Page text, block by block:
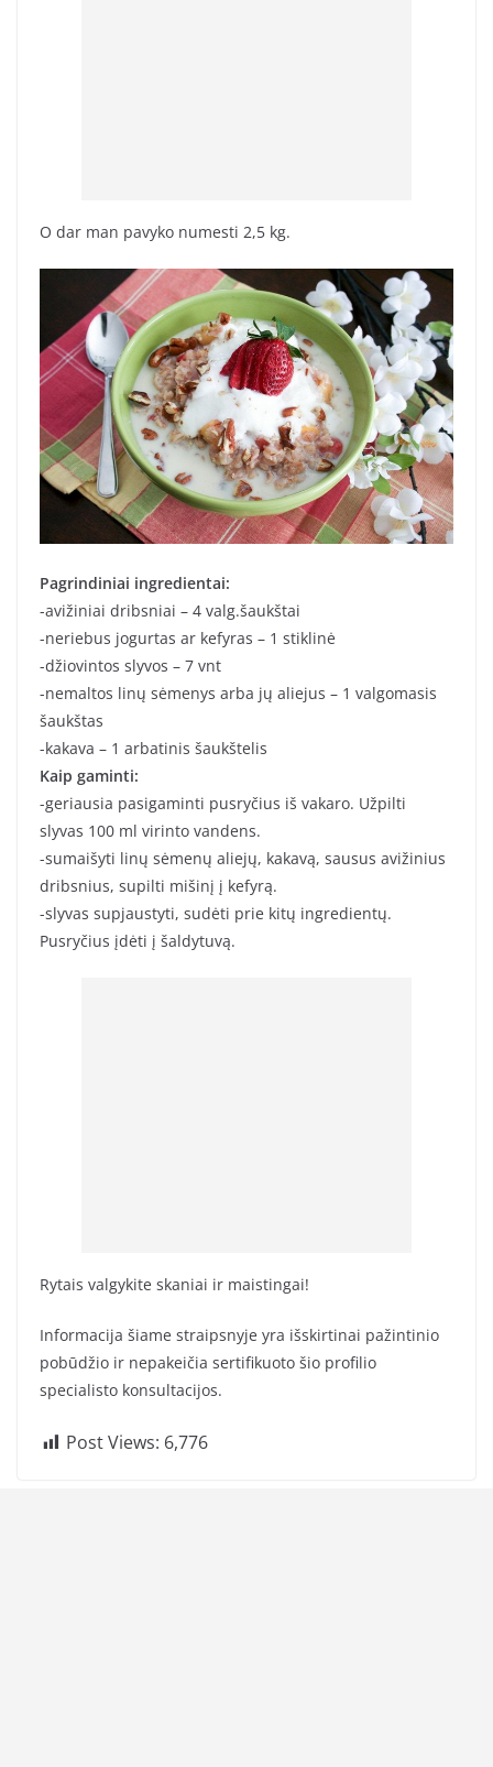
O dar man pavyko numesti 2,5 kg.
Pagrindiniai ingredientai:
-avižiniai dribsniai – 4 valg.šaukštai
-neriebus jogurtas ar kefyras – 1 stiklinė
-džiovintos slyvos – 7 vnt
-nemaltos linų sėmenys arba jų aliejus – 1 valgomasis
šaukštas
-kakava – 1 arbatinis šaukštelis
Kaip gaminti:
-geriausia pasigaminti pusryčius iš vakaro. Užpilti
slyvas 100 ml virinto vandens.
-sumaišyti linų sėmenų aliejų, kakavą, sausus avižinius
dribsnius, supilti mišinį į kefyrą.
-slyvas supjaustyti, sudėti prie kitų ingredientų.
Pusryčius įdėti į šaldytuvą.
Rytais valgykite skaniai ir maistingai!
Informacija šiame straipsnyje yra išskirtinai pažintinio
pobūdžio ir nepakeičia sertifikuoto šio profilio
specialisto konsultacijos.
Post Views: 6,776